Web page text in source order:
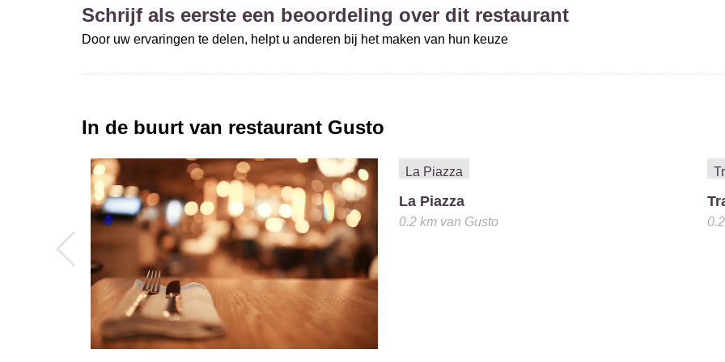
Schrijf als eerste een beoordeling over dit restaurant
Door uw ervaringen te delen, helpt u anderen bij het maken van hun keuze
In de buurt van restaurant Gusto
La Piazza
0.2 kmvan Gusto